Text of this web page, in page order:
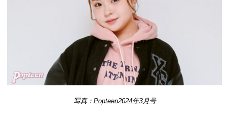
写真： Popteen2024年3月号